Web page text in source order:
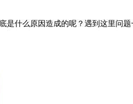
是什么原因造成的呢？遇到这里问题